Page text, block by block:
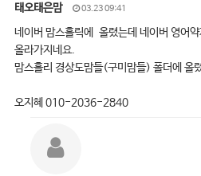
태오태은맘 03.23 09:41
네이버 맘스홀릭에 올렸는데 네이버 영어
올라가지네요.
맘스홀리 경상도맘들(구미맘들) 폴더에 올
오지혜 010-2036-2840